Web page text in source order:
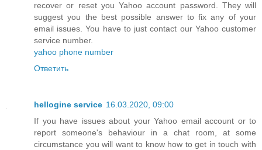
recover or reset you Yahoo account password. They will
suggest you the best possible answer to fix any of your
email issues. You have to just contact our Yahoo customer
service number.
yahoo phone number
Ответить
hellogine service 16.03.2020, 09:00
If you have issues about your Yahoo email account or to
report someone's behaviour in a chat room, at some
circumstance you will want to know how to get in touch with